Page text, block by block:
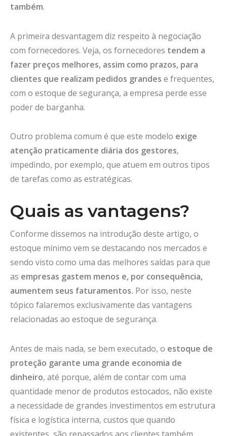
também.
A primeira desvantagem diz respeito à negociação
com fornecedores. Veja, os fornecedores tendem a
fazer preços melhores, assim como prazos, para
clientes que realizam pedidos grandes e frequentes,
com o estoque de segurança, a empresa perde esse
poder de barganha.
Outro problema comum é que este modelo exige
atenção praticamente diária dos gestores,
impedindo, por exemplo, que atuem em outros tipos
de tarefas como as estratégicas.
Quais as vantagens?
Conforme dissemos na introdução deste artigo, o
estoque mínimo vem se destacando nos mercados e
sendo visto como uma das melhores saídas para que
as empresas gastem menos e, por consequência,
aumentem seus faturamentos. Por isso, neste
tópico falaremos exclusivamente das vantagens
relacionadas ao estoque de segurança.
Antes de mais nada, se bem executado, o estoque de
proteção garante uma grande economia de
dinheiro, até porque, além de contar com uma
quantidade menor de produtos estocados, não existe
a necessidade de grandes investimentos em estrutura
física e logística interna, custos que quando